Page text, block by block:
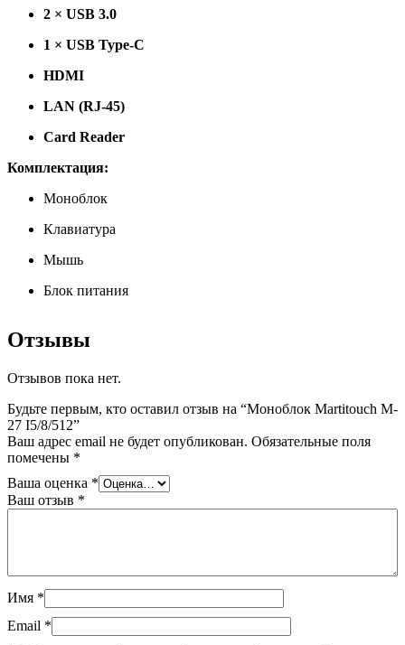
2 × USB 3.0
1 × USB Type-C
HDMI
LAN (RJ-45)
Card Reader
Комплектация:
Моноблок
Клавиатура
Мышь
Блок питания
Отзывы
Отзывов пока нет.
Будьте первым, кто оставил отзыв на “Моноблок Martitouch M-
27 I5/8/512”
Ваш адрес email не будет опубликован. Обязательные поля
помечены *
Ваша оценка *
Ваш отзыв *
Имя *
Email *